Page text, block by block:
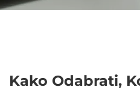
Kako Odabrati,